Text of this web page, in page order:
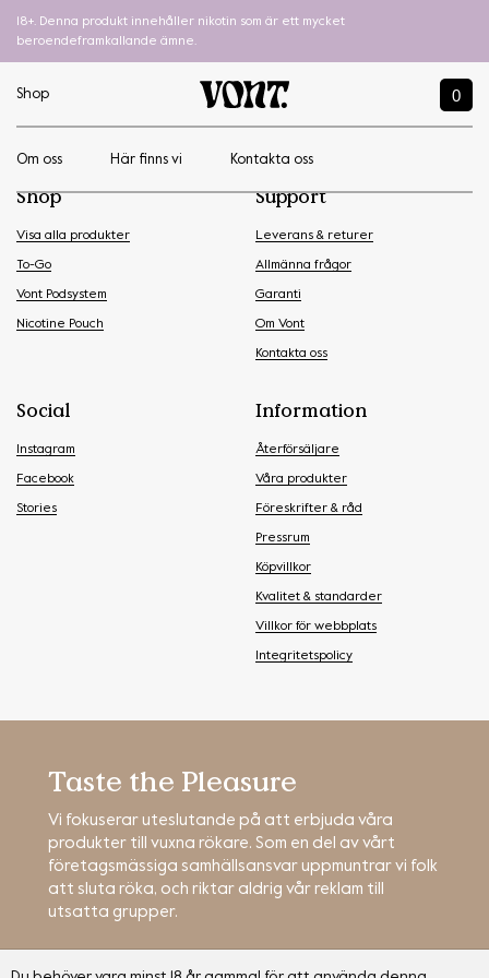
18+. Denna produkt innehåller nikotin som är ett mycket
beroendeframkallande ämne.
Shop 0
Om oss Här finns vi Kontakta oss
Shop
Visa alla produkter
To-Go
Vont Podsystem
Nicotine Pouch
Support
Leverans & returer
Allmänna frågor
Garanti
Om Vont
Kontakta oss
Social
Instagram
Facebook
Stories
Information
Återförsäljare
Våra produkter
Föreskrifter & råd
Pressrum
Köpvillkor
Kvalitet & standarder
Villkor för webbplats
Integritetspolicy
Taste the Pleasure
Vi fokuserar uteslutande på att erbjuda våra
produkter till vuxna rökare. Som en del av vårt
företagsmässiga samhällsansvar uppmuntrar vi folk
att sluta röka, och riktar aldrig vår reklam till
utsatta grupper.